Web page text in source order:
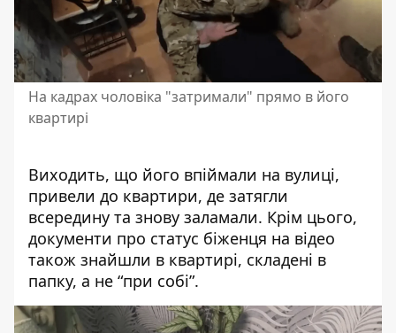
На кадрах чоловіка "затримали" прямо в його
квартирі
Виходить, що його впіймали на вулиці,
привели до квартири, де затягли
всередину та знову заламали. Крім цього,
документи про статус біженця на відео
також знайшли в квартирі, складені в
папку, а не “при собі”.